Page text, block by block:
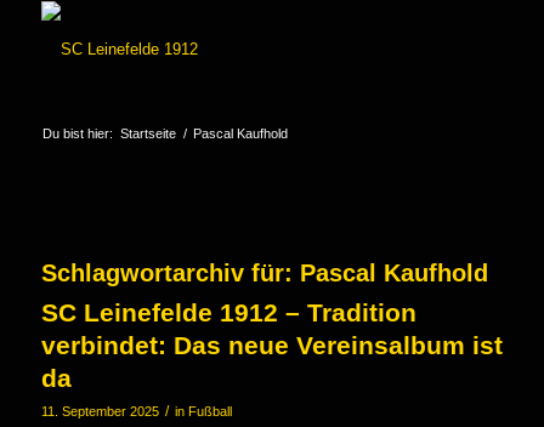
Du bist hier: Startseite / Pascal Kaufhold
Schlagwortarchiv für: Pascal Kaufhold
SC Leinefelde 1912 – Tradition
verbindet: Das neue Vereinsalbum ist
da
11. September 2025 / in Fußball